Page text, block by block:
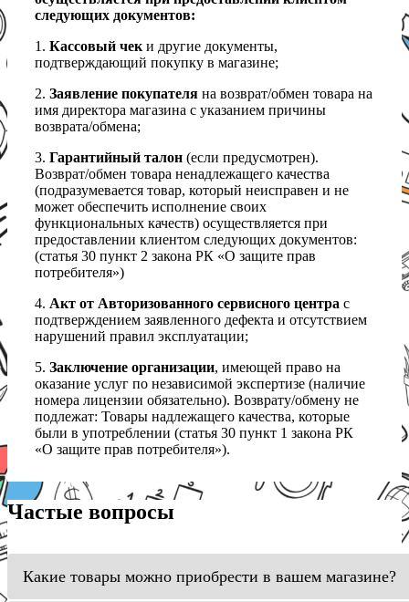
следующих документов:
1. Кассовый чеки другие документы,
подтверждающий покупку в магазине;
2. Заявление покупателя на возврат/обмен товара на
имя директора магазина с указанием причины
возврата/обмена;
3. Гарантийный талон (если предусмотрен).
Возврат/обмен товара ненадлежащего качества
(подразумевается товар, который неисправен и не
может обеспечить исполнение своих
функциональных качеств) осуществляется при
предоставлении клиентом следующих документов:
(статья 30 пункт 2 закона РК «О защите прав
потребителя»)
4. Акт от Авторизованного сервисного центра с
подтверждением заявленного дефекта и отсутствием
нарушений правил эксплуатации;
5. Заключение организации, имеющей право на
оказание услуг по независимой экспертизе (наличие
номера лицензии обязательно). Возврату/обмену не
подлежат: Товары надлежащего качества, которые
были в употреблении (статья 30 пункт 1 закона РК
«О защите прав потребителя»).
Частые вопросы
Какие товары можно приобрести в вашем магазине?